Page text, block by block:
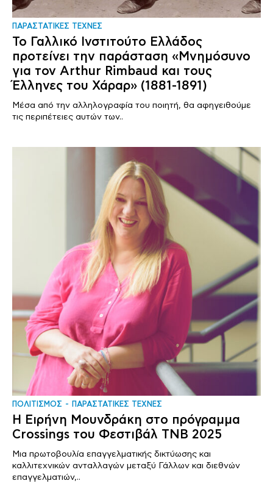
ΠΑΡΑΣΤΑΤΙΚΕΣ ΤΕΧΝΕΣ
Το Γαλλικό Ινστιτούτο Ελλάδος
προτείνει την παράσταση «Μνημόσυνο
για τον Arthur Rimbaud και τους
Έλληνες του Χάραρ» (1881-1891)
Μέσα από την αλληλογραφία του ποιητή, θα αφηγειθούμε
τις περιπέτειες αυτών των..
ΠΟΛΙΤΙΣΜΟΣ ΠΑΡΑΣΤΑΤΙΚΕΣ ΤΕΧΝΕΣ
Η Ειρήνη Μουνδράκη στο πρόγραμμα
Crossings του Φεστιβάλ TNB 2025
Μια πρωτοβουλία επαγγελματικής δικτύωσης και
καλλιτεχνικών ανταλλαγών μεταξύ Γάλλων και διεθνών
επαγγελματιών,..